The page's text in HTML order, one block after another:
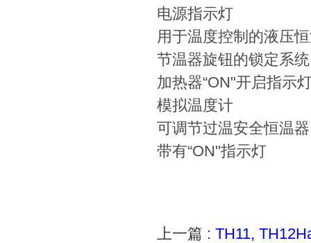
电源指示灯
用于温度控制的液压
节温器旋钮的锁定系统
加热器“ON"开启指示
模拟温度计
可调节过温安全恒温
带有“ON"指示灯
上一篇 : TH11,